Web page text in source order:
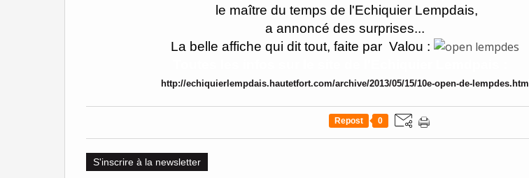
le maître du temps de l'Echiquier Lempdais,
a annoncé des surprises...
La belle affiche qui dit tout, faite par Valou :
http://echiquierlempdais.hautetfort.com/archive/2013/05/15/10e-open-de-lempdes.html
Repost 0
S'inscrire à la newsletter